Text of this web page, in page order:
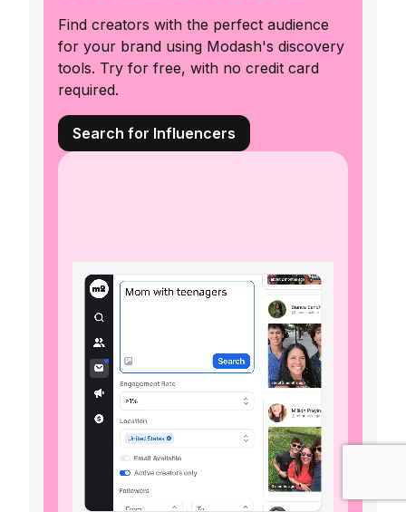
Find creators with the perfect audience
for your brand using Modash's discovery
tools. Try for free, with no credit card
required.
Search for Influencers